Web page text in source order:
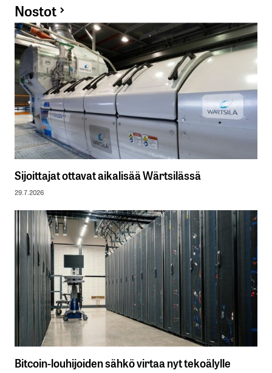
Nostot
Sijoittajat ottavat aikalisää Wärtsilässä
29.7.2026
Bitcoin-louhijoiden sähkö virtaa nyt tekoälylle